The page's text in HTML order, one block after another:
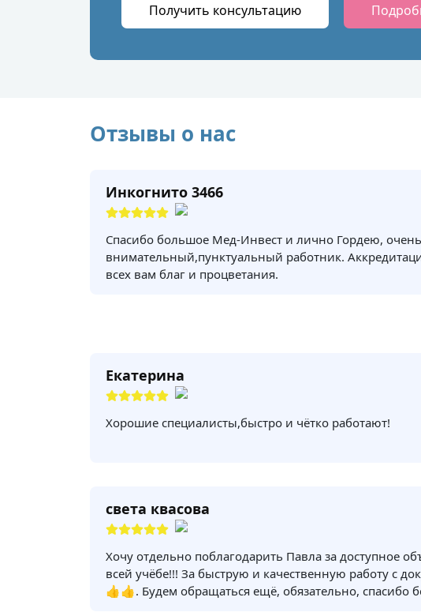
Получить консультацию
Отзывы о нас
Инкогнито 3466
Спасибо большое Мед-Инвест и лично Гордею,
внимательный,пунктуальный работник.
всех вам благ и процветания.
Екатерина
Хорошие специалисты,быстро и чётко работают!
света квасова
Хочу отдельно поблагодарить Павла за доступное
всей учёбе!!! За быструю и качественную работу с
👍👍. Будем обращаться ещё, обязательно, спасибо